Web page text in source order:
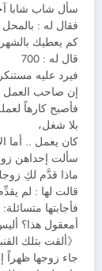
سأل شاب شابا
فقال له : بالمحل
كم يعطيك
قال له : 700
فيرد عليه مستنكراً: 700 فقط، كيف تعيش
إن صاحب العمل
فأصبح كارهاً
بلا شغل،
كان يعمل .. أما
سألت إحداهن
ماذا قدَّم لكِ
قالت لها : لم
فأجابتها متسائلة:
أمعقول هذا؟
《ألقت بتلك
جاء زوجها ظهراً